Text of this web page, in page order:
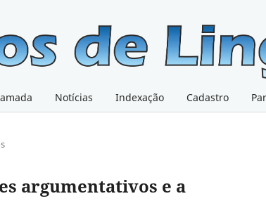
Notícias Indexação Cadastro
argumentativos e a